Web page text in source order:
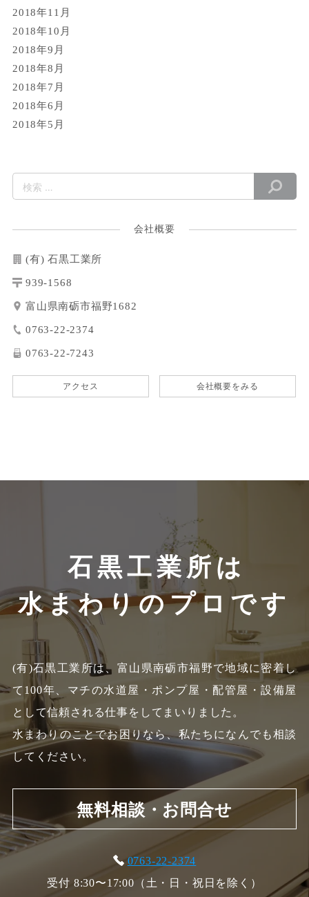
2018年11月
2018年10月
2018年9月
2018年8月
2018年7月
2018年6月
2018年5月
会社概要
(有) 石黒工業所
939-1568
富山県南砺市福野1682
0763-22-2374
0763-22-7243
アクセス 会社概要をみる
石黒工業所は
水まわりのプロです
(有)石黒工業所は、富山県南砺市福野で地域に密着し
て100年、 マチの水道屋・ポンプ屋・配管屋・設備屋
として信頼される仕事をしてまいりました。
水まわりのことでお困りなら、私たちになんでも相談
してください。
無料相談・お問合せ
0763-22-2374
受付 8:30〜17:00（土・日・祝日を除く）